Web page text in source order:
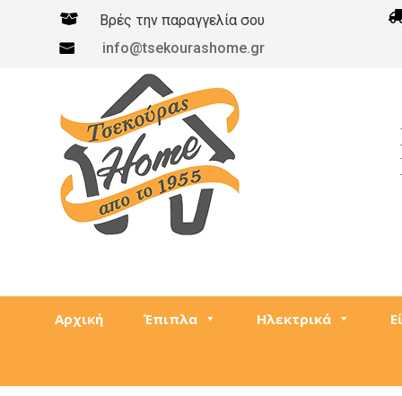
 Βρές την παραγγελία σου
 info@tsekourashome.gr
Αρχική Έπιπλα Ηλεκτρικά